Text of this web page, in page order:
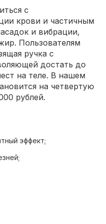
с
крови и частичным
и вибрации,
Пользователям
ручка с
достать до
на теле. В нашем
на четвертую
рублей.
эффект;